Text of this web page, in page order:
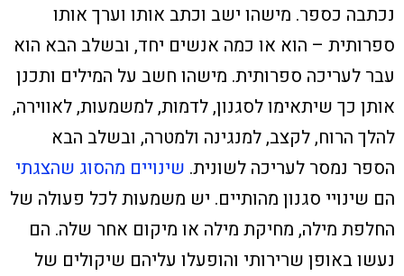
נכתבה כספר. מישהו ישב וכתב אותו וערך אותו
ספרותית – הוא או כמה אנשים יחד, ובשלב הבא הוא
עבר לעריכה ספרותית. מישהו חשב על המילים ותכנן
אותן כך שיתאימו לסגנון, לדמות, למשמעות, לאווירה,
להלך הרוח, לקצב, למנגינה ולמטרה, ובשלב הבא
הספר נמסר לעריכה לשונית. שינויים מהסוג שהצגתי
הם שינויי סגנון מהותיים. יש משמעות לכל פעולה של
החלפת מילה, מחיקת מילה או מיקום אחר שלה. הם
נעשו באופן שרירותי והופעלו עליהם שיקולים של